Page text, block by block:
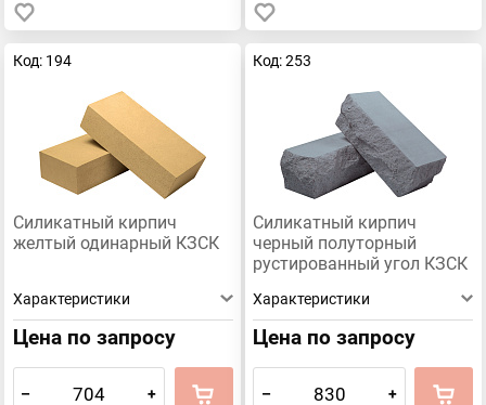
Код: 194
Силикатный кирпич
желтый одинарный КЗСК
Характеристики
Цена по запросу
– +
Код: 253
Силикатный кирпич
черный полуторный
рустированный угол КЗСК
Характеристики
Цена по запросу
– +